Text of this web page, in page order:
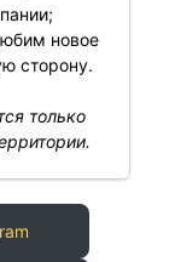
новое
сторону.
только